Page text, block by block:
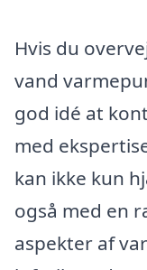
Hvis du
vand
god idé at
med
kan ikke kun
også med en
aspekter af